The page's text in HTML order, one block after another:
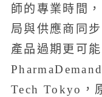
師的專業時間
局與供應商同
產品過期更可
Tech Tokyo，